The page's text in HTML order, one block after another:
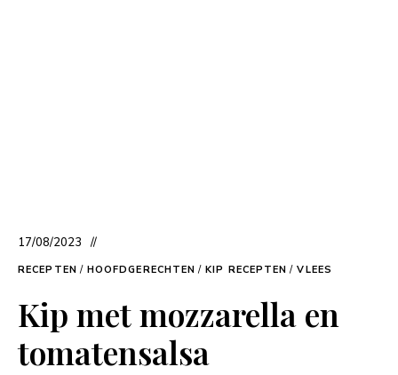
17/08/2023
RECEPTEN / HOOFDGERECHTEN / KIP RECEPTEN / VLEES
Kip met mozzarella en
tomatensalsa